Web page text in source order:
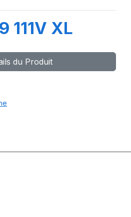
111V XL
du Produit